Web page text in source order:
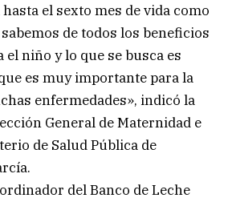
el sexto mes de vida como
de todos los beneficios
el niño y lo que se busca es
es muy importante para la
enfermedades», indicó la
General de Maternidad e
de Salud Pública de
del Banco de Leche